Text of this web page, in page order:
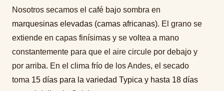
Nosotros secamos el café bajo sombra en
marquesinas elevadas (camas africanas). El grano se
extiende en capas finísimas y se voltea a mano
constantemente para que el aire circule por debajo y
por arriba. En el clima frío de los Andes, el secado
toma 15 días para la variedad Typica y hasta 18 días